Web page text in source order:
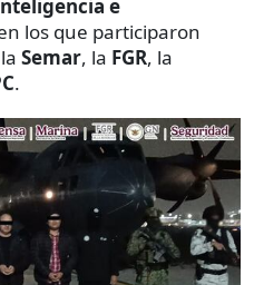
e
los que participaron
Semar, la FGR, la
.